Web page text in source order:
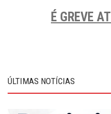
É GREVE
ÚLTIMAS NOTÍCIAS